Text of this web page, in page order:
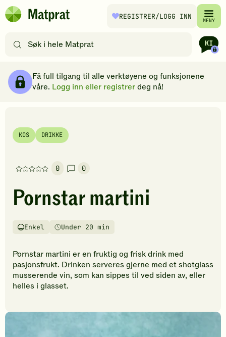
Hopp til hovedinnhold
Matprat
REGISTRER/LOGG INN MENY
etter
filtre
Få full tilgang til alle verktøyene og funksjonene
våre. Logg inn eller registrerdeg nå!
KOS DRIKKE
0
Denne
har
foreløpig
vurderinger.
den
første
til
å
0
Pornstar martini
Vanskelighetsgrad
Enkel
TilberedningstidUnder 20 min
Pornstar martini er en fruktig og frisk drink med
pasjonsfrukt. Drinken serveres gjerne med et shotglass
musserende vin, som kan sippes til ved siden av, eller
helles i glasset.